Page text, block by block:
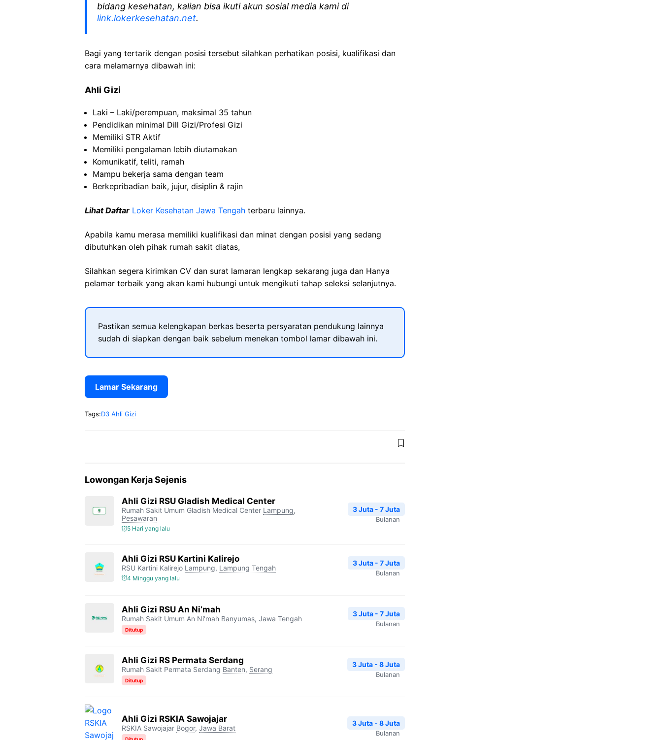
bidang kesehatan, kalian bisa ikuti akun sosial media kami di
link.lokerkesehatan.net.
Bagi yang tertarik dengan posisi tersebut silahkan perhatikan posisi, kualifikasi dan
cara melamarnya dibawah ini:
Ahli Gizi
Laki – Laki/perempuan, maksimal 35 tahun
Pendidikan minimal Dill Gizi/Profesi Gizi
Memiliki STR Aktif
Memiliki pengalaman lebih diutamakan
Komunikatif, teliti, ramah
Mampu bekerja sama dengan team
Berkepribadian baik, jujur, disiplin & rajin
Lihat Daftar Loker Kesehatan Jawa Tengah terbaru lainnya.
Apabila kamu merasa memiliki kualifikasi dan minat dengan posisi yang sedang
dibutuhkan oleh pihak rumah sakit diatas,
Silahkan segera kirimkan CV dan surat lamaran lengkap sekarang juga dan Hanya
pelamar terbaik yang akan kami hubungi untuk mengikuti tahap seleksi selanjutnya.
Pastikan semua kelengkapan berkas beserta persyaratan pendukung lainnya
sudah di siapkan dengan baik sebelum menekan tombol lamar dibawah ini.
Lamar Sekarang
Tags:D3 Ahli Gizi
Lowongan Kerja Sejenis
Ahli Gizi RSU Gladish Medical Center
Rumah Sakit Umum Gladish Medical Center Lampung,
Pesawaran
5 Hari yang lalu
3 Juta - 7 Juta
Bulanan
Ahli Gizi RSU Kartini Kalirejo
RSU Kartini Kalirejo Lampung, Lampung Tengah
4 Minggu yang lalu
3 Juta - 7 Juta
Bulanan
Ahli Gizi RSU An Ni’mah
Rumah Sakit Umum An Ni'mah Banyumas, Jawa Tengah
Ditutup
3 Juta - 7 Juta
Bulanan
Ahli Gizi RS Permata Serdang
Rumah Sakit Permata Serdang Banten, Serang
Ditutup
3 Juta - 8 Juta
Bulanan
Ahli Gizi RSKIA Sawojajar
RSKIA Sawojajar Bogor, Jawa Barat
3 Juta - 8 Juta
Bulanan